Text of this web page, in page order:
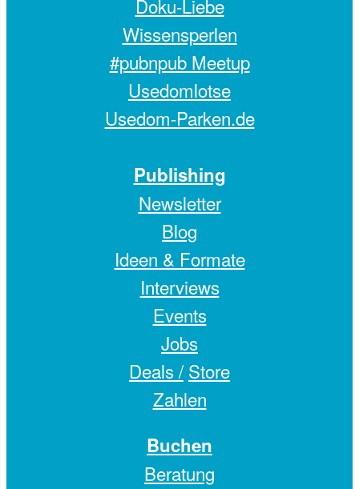
Doku-Liebe
Wissensperlen
#pubnpub Meetup
Usedomlotse
Usedom-Parken.de
Publishing
Newsletter
Blog
Ideen & Formate
Interviews
Events
Jobs
Deals / Store
Zahlen
Buchen
Beratung